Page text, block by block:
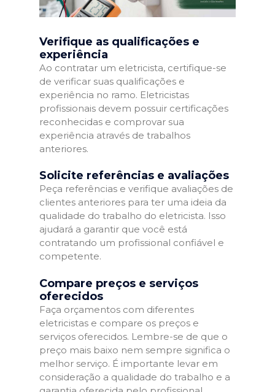
Verifique as qualificações e
experiência
Ao contratar um eletricista, certifique-se
de verificar suas qualificações e
experiência no ramo. Eletricistas
profissionais devem possuir certificações
reconhecidas e comprovar sua
experiência através de trabalhos
anteriores.
Solicite referências e avaliações
Peça referências e verifique avaliações de
clientes anteriores para ter uma ideia da
qualidade do trabalho do eletricista. Isso
ajudará a garantir que você está
contratando um profissional confiável e
competente.
Compare preços e serviços
oferecidos
Faça orçamentos com diferentes
eletricistas e compare os preços e
serviços oferecidos. Lembre-se de que o
preço mais baixo nem sempre significa o
melhor serviço. É importante levar em
consideração a qualidade do trabalho e a